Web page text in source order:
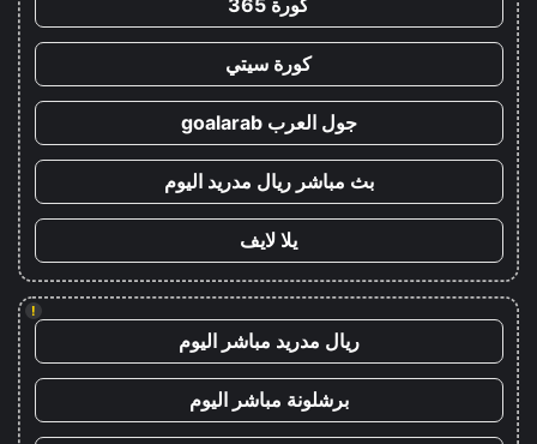
كورة 365
كورة سيتي
جول العرب goalarab
بث مباشر ريال مدريد اليوم
يلا لايف
!
ريال مدريد مباشر اليوم
برشلونة مباشر اليوم